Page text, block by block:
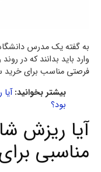
به گفته یک مدرس دانشگاه
وارد باید بدانند که در
فرصتی مناسب برای خرید
بیشتر بخوانید:
بود؟
آیا ریزش
مناسبی